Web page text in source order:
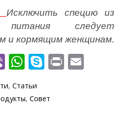
Исключить специю из
питания следует
и кормящим женщинам.
Vi
er
W
at
s
S
y
Pr
, Статьи
, Совет